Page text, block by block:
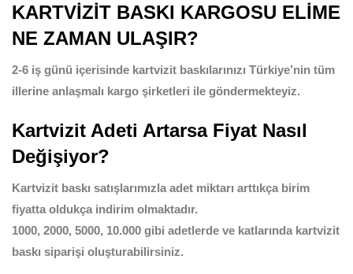
KARTVİZİT BASKI KARGOSU ELİME
NE ZAMAN ULAŞIR?
2-6 iş günü içerisinde kartvizit baskılarınızı Türkiye’nin tüm
illerine anlaşmalı kargo şirketleri ile göndermekteyiz.
Kartvizit Adeti Artarsa Fiyat Nasıl
Değişiyor?
Kartvizit baskı satışlarımızla adet miktarı arttıkça birim
fiyatta oldukça indirim olmaktadır.
1000, 2000, 5000, 10.000 gibi adetlerde ve katlarında kartvizit
baskı siparişi oluşturabilirsiniz.